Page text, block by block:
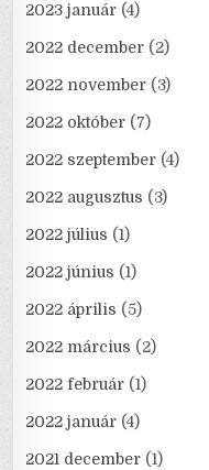
2023 január (4)
2022 december (2)
2022 november (3)
2022 október (7)
2022 szeptember (4)
2022 augusztus (3)
2022 július (1)
2022 június (1)
2022 április (5)
2022 március (2)
2022 február (1)
2022 január (4)
2021 december (1)